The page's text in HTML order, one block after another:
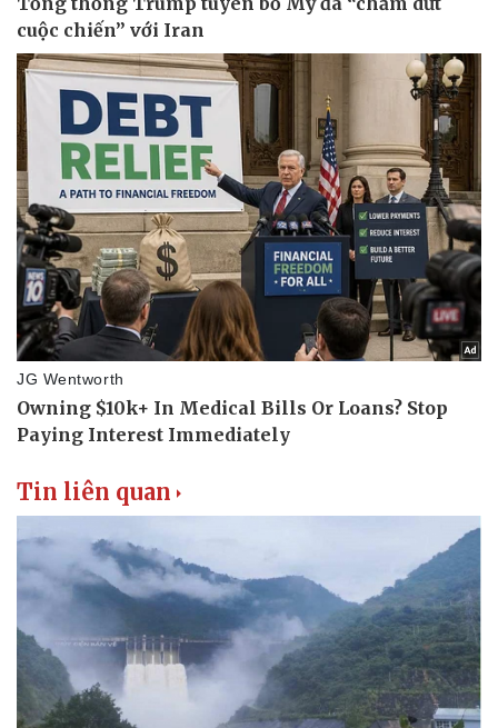
Tin liên quan